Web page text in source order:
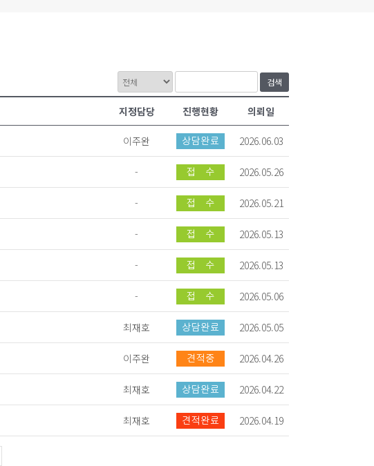
검색
지정담당 진행현황 의뢰일
이주완 2026.06.03
- 2026.05.26
- 2026.05.21
- 2026.05.13
- 2026.05.13
- 2026.05.06
최재호 2026.05.05
이주완 2026.04.26
최재호 2026.04.22
최재호 2026.04.19